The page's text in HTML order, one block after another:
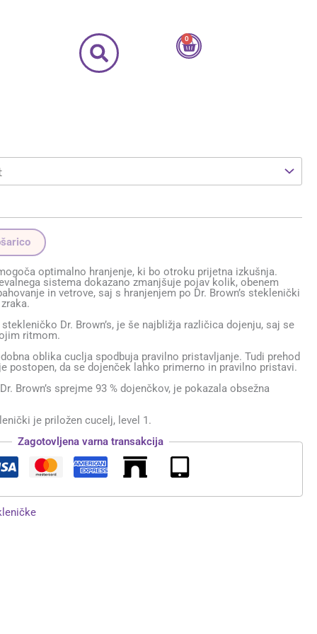
0
Cart
optimalno hranjenje, ki bo otroku prijetna izkušnja.
sistema dokazano zmanjšuje pojav kolik, obenem
in vetrove, saj s hranjenjem po Dr. Brown’s steklenički
Dr. Brown’s, je še najbližja različica dojenju, saj se
ritmom.
oblika cuclja spodbuja pravilno pristavljanje. Tudi prehod
postopen, da se dojenček lahko primerno in pravilno pristavi.
Brown’s sprejme 93 % dojenčkov, je pokazala obsežna
je priložen cucelj, level 1.
Zagotovljena varna transakcija